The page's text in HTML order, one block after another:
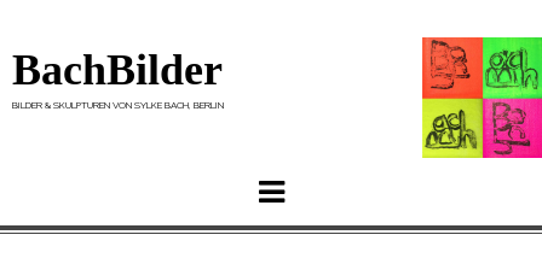
BachBilder
BILDER & SKULPTUREN VON SYLKE BACH, BERLIN
Menu